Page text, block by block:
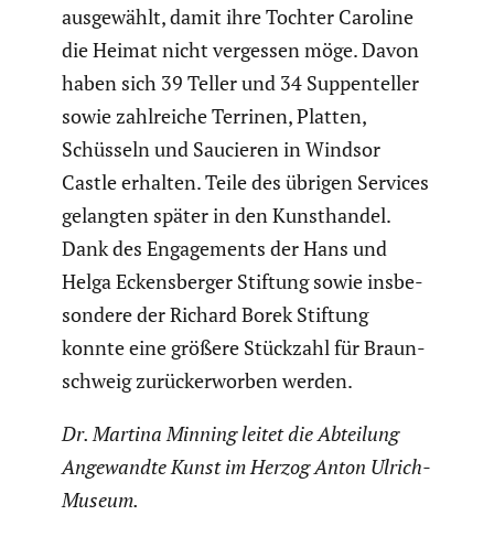
ausge­wählt, damit ihre Tochter Caroline
die Heimat nicht vergessen möge. Davon
haben sich 39 Teller und 34 Suppen­teller
sowie zahlreiche Terrinen, Platten,
Schüsseln und Saucieren in Windsor
Castle erhalten. Teile des übrigen Services
gelangten später in den Kunst­handel.
Dank des Engage­ments der Hans und
Helga Eckens­berger Stiftung sowie insbe­
son­dere der Richard Borek Stiftung
konnte eine größere Stückzahl für Braun­
schweig zurück­er­worben werden.
Dr. Martina Minning leitet die Abteilung
Angewandte Kunst im Herzog Anton Ulrich-
Museum.